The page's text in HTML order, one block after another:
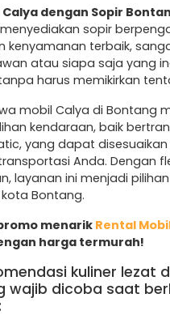
Calya dengan Sopir
sopir
kenyamanan terbaik,
atau siapa saja yang
harus memikirkan
mobil Calya di Bontang
kendaraan, baik
yang dapat
Anda. Dengan
layanan ini menjadi
Bontang.
menarik Rental
harga termurah!
kuliner lezat
wajib dicoba saat